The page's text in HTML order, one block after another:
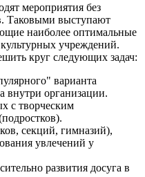
мероприятия без
Таковыми выступают
наиболее оптимальные
учреждений.
круг следующих задач:
варианта
внутри организации.
с творческим
секций, гимназий),
увлечений у
развития досуга в